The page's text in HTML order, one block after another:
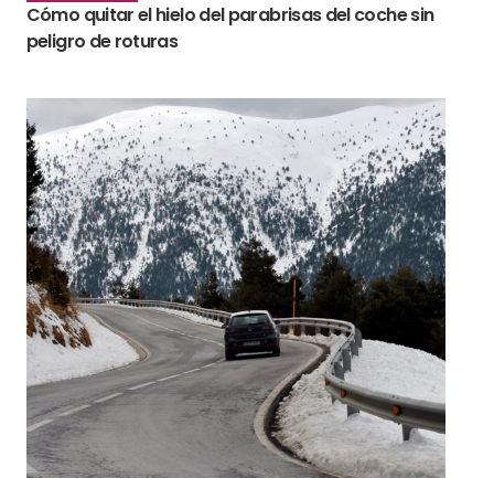
Cómo quitar el hielo del parabrisas del coche sin
peligro de roturas